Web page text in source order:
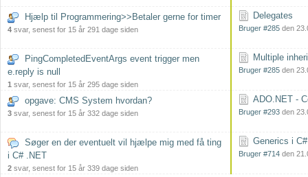
Hjælp til Programmering>>Betaler gerne for timer
4 svar, senest for 15 år 291 dage siden
PingCompletedEventArgs event trigger men
e.reply is null
1 svar, senest for 15 år 295 dage siden
opgave: CMS System hvordan?
3 svar, senest for 15 år 332 dage siden
Søger en der eventuelt vil hjælpe mig med få ting
i C# .NET
2 svar, senest for 15 år 339 dage siden
Delegates
Bruger #285 den
Multiple
Bruger #285 den
ADO.NET -
Bruger #293 den
Generics i C#
Bruger #714 den